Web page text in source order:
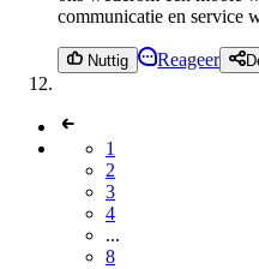
communicatie en service
Nuttig Reageer
1
2
3
4
...
8